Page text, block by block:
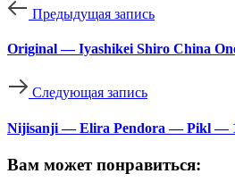
Предыдущая запись
Original — Iyashikei Shiro China
Следующая запись
Nijisanji — Elira Pendora — Pikl —
Вам может понравиться: